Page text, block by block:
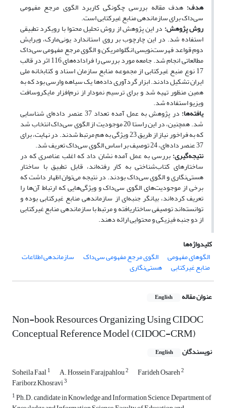
هدف: هدف مقاله بررسی چگونگی کاربرد الگوی مرجع مفهومی
سی‌داک برای سازماندهی منابع غیرکتابی است.
روش پژوهش: در این پژوهش از روش تحلیل محتوا با رویکرد تطبیقی
استفاده شد. در این چارچوب بر روی استاندارد یونی‌مارک، ویرایش
دوم قواعد فهرست‌نویسی انگلوامریکن و الگوی مرجع مفهومی سی‌داک
مطالعاتی انجام شد. جامعه مورد بررسی را فراداده‌های 116 اثر در قالب
17 نوع منبع غیرکتابی از مجموعه منابع سازمان اسناد و کتابخانه ملی
ایران تشکیل دادند. ابزار گردآوری داده‌ها یک سیاهه وارسی بود که به
همین منظور تهیه شد و برای ترسیم نمودار از نرم‌افزار مایکروسافت
ویزیو استفاده شد.
یافته‌ها: در پژوهش به عمل آمده تعداد 37 عنصر داده‌ای شناسایی
شد. همچنین، در این راستا 20 موجودیت از الگوی سی‌داک انتخاب شد
که به فراخور نیاز از طریق 23 ویژگی به هم مرتبط شدند. در نهایت، برای
37 عنصر داده‌ای، 24 توصیف بر اساس الگوی سی‌داک تعریف شد.
نتیجه‌گیری:بررسی به عمل آمده نشان داد که اغلب عناصری که در
ساختارهای کتاب‌شناختی به کار رفته‌اند، قابل تطبیق با ساختار
هستی‌نگاری و الگوی سی‌داک بودند. در نتیجه می­‌توان اظهار داشت که
برخی از موجودیت‌های الگوی سی‌داک و ویژگی‌هایی که ارتباط آن‌ها را
تعریف کرده‌اند، بیانگر جنبه‌ای از سازماندهی منابع غیرکتابی بوده و
توانسته‌اند توصیفی ساختاریافته و مرتبط با سازماندهی منابع غیرکتابی
از دو جنبه فیزیکی و محتوایی ارائه دهند.
کلیدواژه‌ها
الگوهای مفهومی
الگوی مرجع مفهومی سی‌داک سازماندهی اطلاعات
منابع غیرکتابی هستی‌نگاری
عنوان مقاله English
Non-book Resources Organizing Using CIDOC
Conceptual Reference Model (CIDOC-CRM)
نویسندگان English
Soheila Faal1 A. Hossein Farajpahlou2 Farideh Osareh2
Fariborz Khosravi3
1Ph.D. candidate in Knowledge and Information Science, Department of